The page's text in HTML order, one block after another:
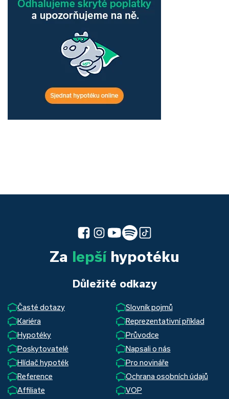
Za lepšíhypotéku
Důležité odkazy
Časté dotazy
Slovník pojmů
Kariéra
Reprezentativní příklad
Hypotéky
Průvodce
Poskytovatelé
Napsali o nás
Hlídač hypoték
Pro novináře
Reference
Ochrana osobních údajů
Affiliate
VOP